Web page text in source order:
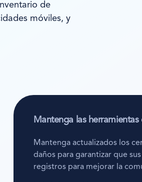
de
móviles, y
Mantenga las
Mantenga actualizados los
daños para garantizar que
registros para mejorar la